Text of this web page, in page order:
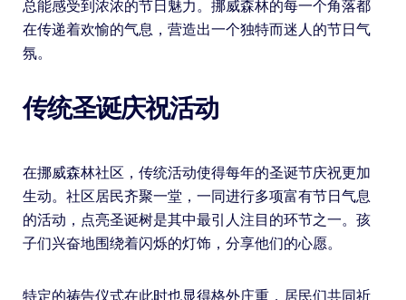
总能感受到浓浓的节日魅力。挪威森林的每一个角落都
在传递着欢愉的气息，营造出一个独特而迷人的节日气
氛。
传统圣诞庆祝活动
在挪威森林社区，传统活动使得每年的圣诞节庆祝更加
生动。社区居民齐聚一堂，一同进行多项富有节日气息
的活动，点亮圣诞树是其中最引人注目的环节之一。孩
子们兴奋地围绕着闪烁的灯饰，分享他们的心愿。
特定的祷告仪式在此时也显得格外庄重，居民们共同祈